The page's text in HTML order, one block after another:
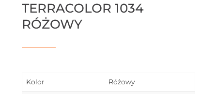
TERRACOLOR 1034
RÓŻOWY
Kolor Różowy